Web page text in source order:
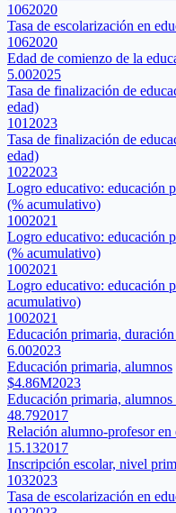
1062020
Tasa de escolarización en
1062020
Edad de comienzo de la
5.002025
Tasa de finalización de
edad)
101 2023
Tasa de finalización de
edad)
1022023
Logro educativo: educación
(% acumulativo)
1002021
Logro educativo: educación
(% acumulativo)
1002021
Logro educativo: educación
acumulativo)
1002021
Educación primaria,
6.002023
Educación primaria, alumnos
$4.86M2023
Educación primaria, alumnos
48.792017
Relación alumno-profesor en
15.132017
Inscripción escolar, nivel
1032023
Tasa de escolarización en